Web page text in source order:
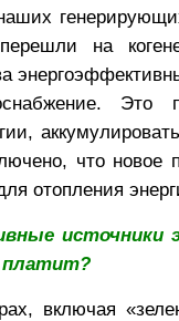
на
Это
что новое
отопления
источники
платит?
включая